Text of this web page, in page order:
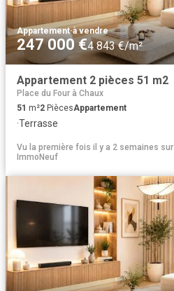
Appartement·à vendre
247 000 €4 843 €/m²
Appartement 2 pièces 51 m2
Place du Four à Chaux
51 m²2 PiècesAppartement
·Terrasse
Vu la première fois il y a 2 semaines sur
ImmoNeuf